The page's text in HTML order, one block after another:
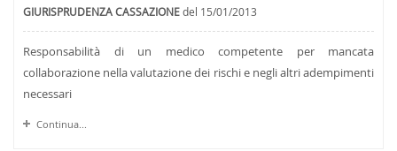
GIURISPRUDENZA CASSAZIONEdel 15/01/2013
Responsabilità di un medico competente per mancata
collaborazione nella valutazione dei rischi e negli altri adempimenti
necessari
Continua...